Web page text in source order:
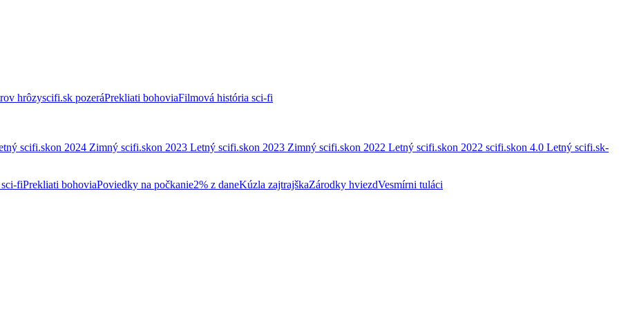
hrôzyscifi.sk pozeráPrekliati bohoviaFilmová história sci-fi
scifi.skon 2024 Zimný scifi.skon 2023 Letný scifi.skon 2023 Zimný scifi.skon 2022 Letný scifi.skon 2022 scifi.skon 4.0 Letný scifi.sk-
fiPrekliati bohoviaPoviedky na počkanie2% z daneKúzla zajtrajškaZárodky hviezdVesmírni tuláci